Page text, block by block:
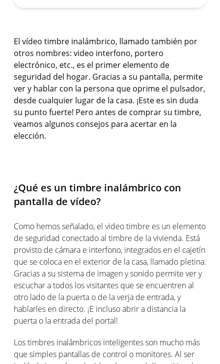
El vídeo timbre inalámbrico, llamado también por
otros nombres: video interfono, portero
electrónico, etc., es el primer elemento de
seguridad del hogar. Gracias a su pantalla, permite
ver y hablar con la persona que oprime el pulsador,
desde cualquier lugar de la casa. ¡Este es sin duda
su punto fuerte! Pero antes de comprar su timbre,
veamos algunos consejos para acertar en la
elección.
¿Qué es un timbre inalámbrico con
pantalla de vídeo?
Como hemos señalado, el video timbre es un elemento
de seguridad conectado al timbre de la vivienda. Está
provisto de cámara e interfono, integrados en el cajetín
que se coloca en el exterior de la casa, llamado pletina.
Gracias a su sistema de imagen y sonido permite ver y
escuchar a todos los visitantes que se encuentren al
otro lado de la puerta o de la verja de entrada, y
hablarles en directo. ¡E incluso abrir a distancia la
puerta o la entrada del portal!
Los timbres inalámbricos inteligentes son mucho más
que simples pantallas de control o monitores. Al ser